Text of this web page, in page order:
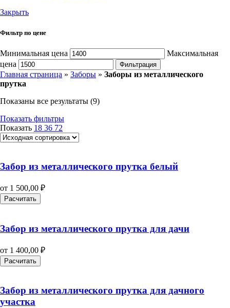
Закрыть
Фильтр по цене
Минимальная цена
Максимальная
цена
Фильтрация
Главная страница » Заборы » Заборы из металлического
прутка
Показаны все результаты (9)
Показать фильтры
Показать 18 36 72
Забор из металлического прутка белый
от 1 500,00 ₽
Расчитать
Забор из металлического прутка для дачи
от 1 400,00 ₽
Расчитать
Забор из металлического прутка для дачного
участка